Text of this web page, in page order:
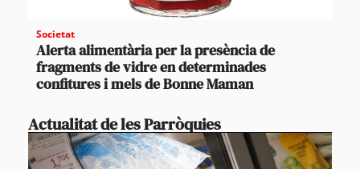
Societat
Alerta alimentària per la presència de
fragments de vidre en determinades
confitures i mels de Bonne Maman
Actualitat de les Parròquies